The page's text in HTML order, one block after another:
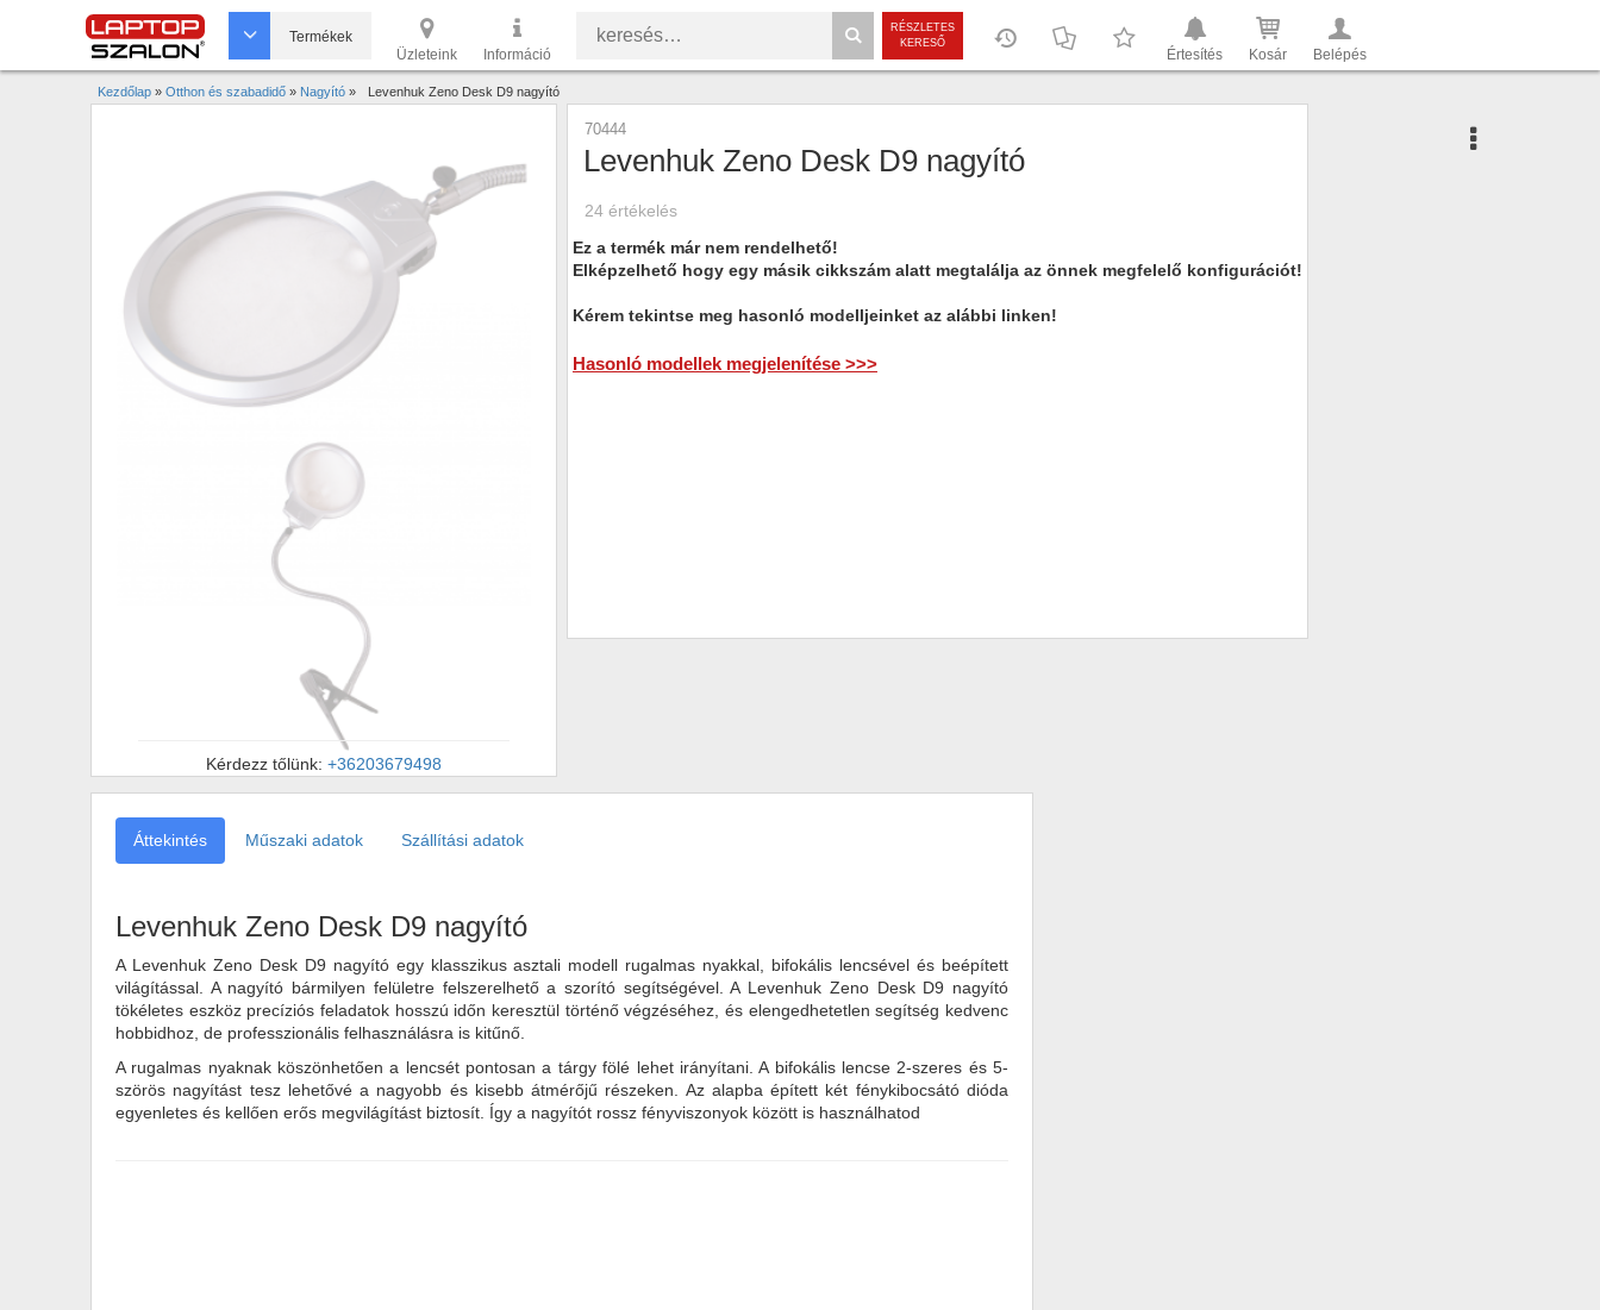
Termékek
Üzleteink
Információ
RÉSZLETES
KERESŐ
Értesítés Kosár Belépés
Kezdőlap » Otthon és szabadidő » Nagyító » Levenhuk Zeno Desk D9 nagyító
Kérdezz tőlünk: +36203679498
70444
Levenhuk Zeno Desk D9 nagyító
24értékelés
Ez a termék már nem rendelhető!
Elképzelhető hogy egy másik cikkszám alatt megtalálja az önnek megfelelő konfigurációt!
Kérem tekintse meg hasonló modelljeinket az alábbi linken!
Hasonló modellek megjelenítése >>>
Áttekintés Műszaki adatok Szállítási adatok
Levenhuk Zeno Desk D9 nagyító
A Levenhuk Zeno Desk D9 nagyító egy klasszikus asztali modell rugalmas nyakkal, bifokális lencsével és beépített
világítással. A nagyító bármilyen felületre felszerelhető a szorító segítségével. A Levenhuk Zeno Desk D9 nagyító
tökéletes eszköz precíziós feladatok hosszú időn keresztül történő végzéséhez, és elengedhetetlen segítség kedvenc
hobbidhoz, de professzionális felhasználásra is kitűnő.
A rugalmas nyaknak köszönhetően a lencsét pontosan a tárgy fölé lehet irányítani. A bifokális lencse 2-szeres és 5-
szörös nagyítást tesz lehetővé a nagyobb és kisebb átmérőjű részeken. Az alapba épített két fénykibocsátó dióda
egyenletes és kellően erős megvilágítást biztosít. Így a nagyítót rossz fényviszonyok között is használhatod